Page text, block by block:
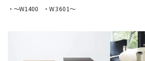
・〜W1400
・W3601～